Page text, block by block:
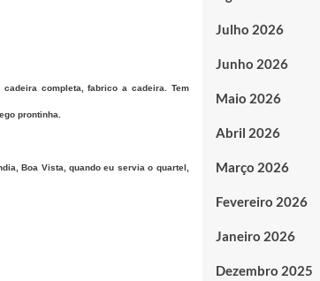
completa, fabrico a cadeira. Tem
prontinha.
Boa Vista, quando eu servia o quartel,
Julho 2026
Junho 2026
Maio 2026
Abril 2026
Março 2026
Fevereiro 2026
Janeiro 2026
Dezembro 2025